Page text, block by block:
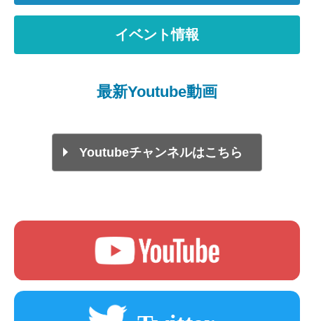
イベント情報
最新Youtube動画
Youtubeチャンネルはこちら